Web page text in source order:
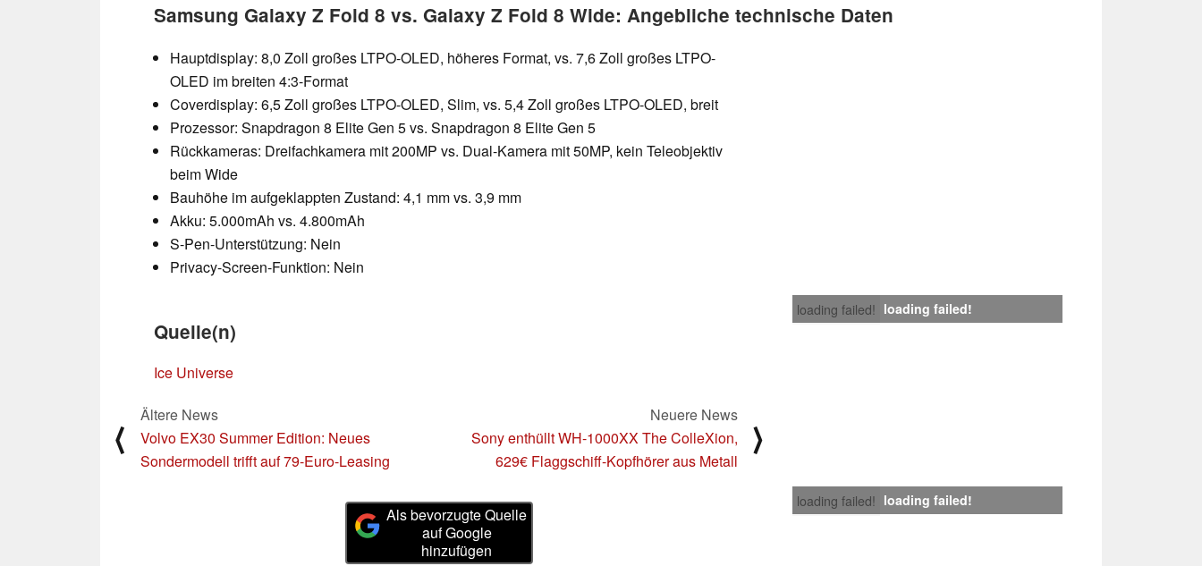
Samsung Galaxy Z Fold 8 vs. Galaxy Z Fold 8 Wide: Angebliche technische Daten
Hauptdisplay: 8,0 Zoll großes LTPO-OLED, höheres Format, vs. 7,6 Zoll großes LTPO-
OLED im breiten 4:3-Format
Coverdisplay: 6,5 Zoll großes LTPO-OLED, Slim, vs. 5,4 Zoll großes LTPO-OLED, breit
Prozessor: Snapdragon 8 Elite Gen 5 vs. Snapdragon 8 Elite Gen 5
Rückkameras: Dreifachkamera mit 200MP vs. Dual-Kamera mit 50MP, kein Teleobjektiv
beim Wide
Bauhöhe im aufgeklappten Zustand: 4,1 mm vs. 3,9 mm
Akku: 5.000mAh vs. 4.800mAh
S-Pen-Unterstützung: Nein
Privacy-Screen-Funktion: Nein
loading failed! loading failed!
Quelle(n)
Ice Universe
⟨
Ältere News
Volvo EX30 Summer Edition: Neues
Sondermodell trifft auf 79-Euro-Leasing
Neuere News
Sony enthüllt WH-1000XX The ColleXion,
629€ Flaggschiff-Kopfhörer aus Metall
⟩
loading failed! loading failed!
Als bevorzugte Quelle
auf Google
hinzufügen